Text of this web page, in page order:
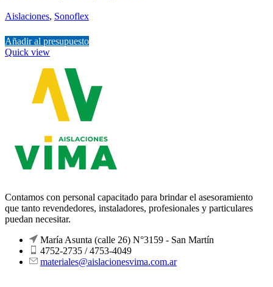
Aislaciones, Sonoflex
Añadir al presupuesto
Quick view
Contamos con personal capacitado para brindar el asesoramiento
que tanto revendedores, instaladores, profesionales y particulares
puedan necesitar.
María Asunta (calle 26) N°3159 - San Martín
4752-2735 / 4753-4049
materiales@aislacionesvima.com.ar